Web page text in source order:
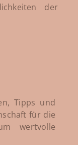
der
Tipps und
für die
wertvolle